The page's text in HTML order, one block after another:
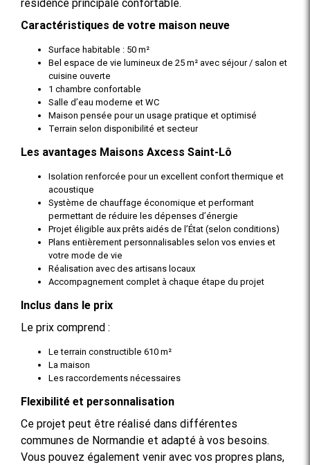
résidence principale confortable.
Caractéristiques de votre maison neuve
Surface habitable : 50 m²
Bel espace de vie lumineux de 25 m² avec séjour / salon et
cuisine ouverte
1 chambre confortable
Salle d’eau moderne et WC
Maison pensée pour un usage pratique et optimisé
Terrain selon disponibilité et secteur
Les avantages Maisons Axcess Saint-Lô
Isolation renforcée pour un excellent confort thermique et
acoustique
Système de chauffage économique et performant
permettant de réduire les dépenses d’énergie
Projet éligible aux prêts aidés de l’État (selon conditions)
Plans entièrement personnalisables selon vos envies et
votre mode de vie
Réalisation avec des artisans locaux
Accompagnement complet à chaque étape du projet
Inclus dans le prix
Le prix comprend :
Le terrain constructible 610 m²
La maison
Les raccordements nécessaires
Flexibilité et personnalisation
Ce projet peut être réalisé dans différentes
communes de Normandie et adapté à vos besoins.
Vous pouvez également venir avec vos propres plans,